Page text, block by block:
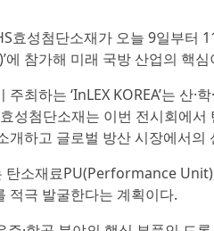
효성첨단소재가 오늘 9일부터
에 참가해 미래 국방 산업의 핵
최하는 ‘InLEX KOREA’는 산
성첨단소재는 이번 전시회에
개하고 글로벌 방산 시장에서
탄소재료PU(Performance
적극 발굴한다는 계획이다.